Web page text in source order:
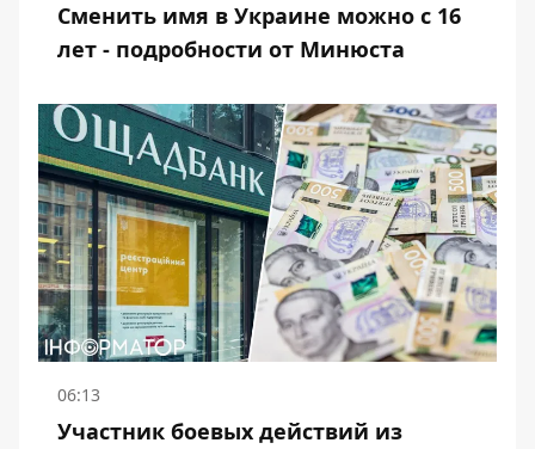
Сменить имя в Украине можно с 16
лет - подробности от Минюста
06:13
Участник боевых действий из